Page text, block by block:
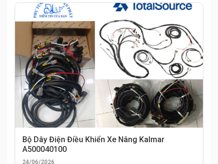
Bộ Dây Điện Điều Khiển Xe Nâng Kalmar
A500040100
24/06/2026